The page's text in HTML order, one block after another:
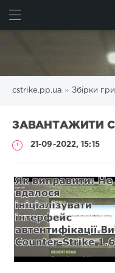
cstrike.pp.ua » Збірки гри
ЗАВАНТАЖИТИ
21-09-2022, 15:15
Збірки
гри
Administrator
1